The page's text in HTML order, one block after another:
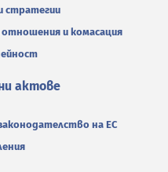
стратегии
и комасация
актове
на ЕС